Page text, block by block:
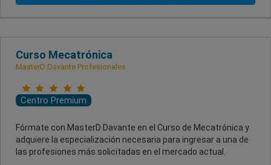
Curso Mecatrónica
MasterD Davante Profesionales
Centro Premium
Fórmate con MasterD Davante en el Curso de Mecatrónica y
adquiere la especialización necesaria para ingresar a una de
las profesiones más solicitadas en el mercado actual.